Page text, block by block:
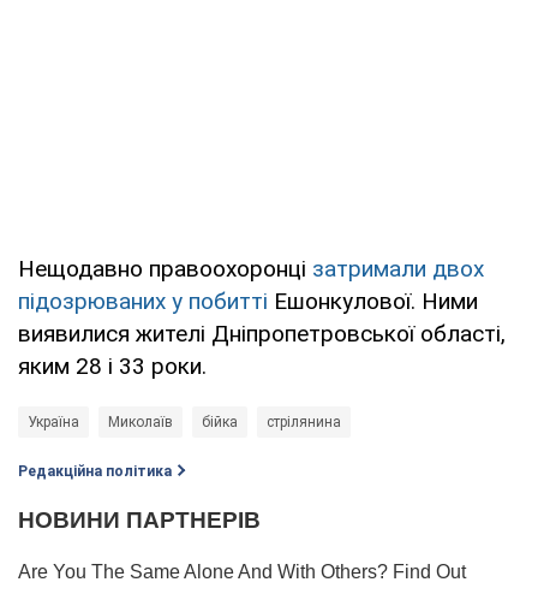
Нещодавно правоохоронці затримали двох
підозрюваних у побитті Ешонкулової. Ними
виявилися жителі Дніпропетровської області,
яким 28 і 33 роки.
Україна Миколаїв бійка стрілянина
Редакційна політика